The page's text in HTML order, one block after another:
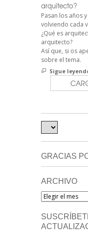
arquitecto?
Pasan los años
volviendo cada
¿Qué es
arquitecto?
Así que, si os
sobre el tema.
Sigue
GRACIAS
ARCHIVO
Archivo